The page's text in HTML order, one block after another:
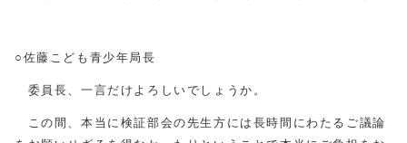
○佐藤こども青少年局長
委員長、一言だけよろしいでしょうか。
この間、本当に検証部会の先生方には長時間にわたるご議論